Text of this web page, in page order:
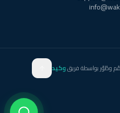
وطُوّر بواسطة فريقوكيد